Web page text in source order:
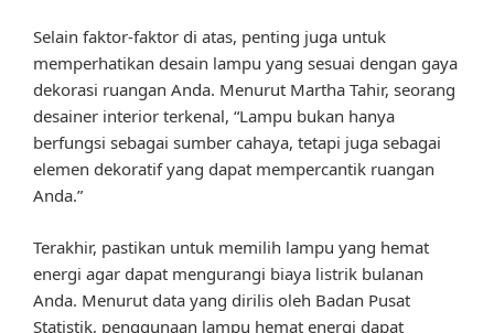
Selain faktor-faktor di atas, penting juga untuk
memperhatikan desain lampu yang sesuai dengan gaya
dekorasi ruangan Anda. Menurut Martha Tahir, seorang
desainer interior terkenal, “Lampu bukan hanya
berfungsi sebagai sumber cahaya, tetapi juga sebagai
elemen dekoratif yang dapat mempercantik ruangan
Anda.”
Terakhir, pastikan untuk memilih lampu yang hemat
energi agar dapat mengurangi biaya listrik bulanan
Anda. Menurut data yang dirilis oleh Badan Pusat
Statistik, penggunaan lampu hemat energi dapat